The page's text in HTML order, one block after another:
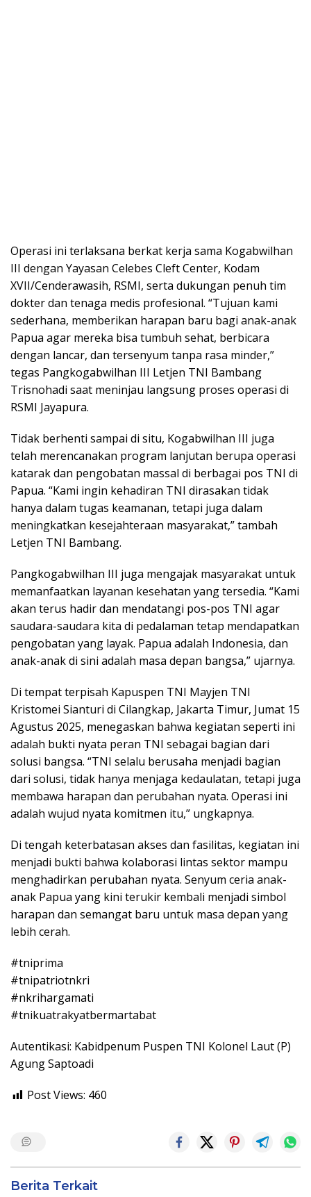
Operasi ini terlaksana berkat kerja sama Kogabwilhan
III dengan Yayasan Celebes Cleft Center, Kodam
XVII/Cenderawasih, RSMI, serta dukungan penuh tim
dokter dan tenaga medis profesional. “Tujuan kami
sederhana, memberikan harapan baru bagi anak-anak
Papua agar mereka bisa tumbuh sehat, berbicara
dengan lancar, dan tersenyum tanpa rasa minder,”
tegas Pangkogabwilhan III Letjen TNI Bambang
Trisnohadi saat meninjau langsung proses operasi di
RSMI Jayapura.
Tidak berhenti sampai di situ, Kogabwilhan III juga
telah merencanakan program lanjutan berupa operasi
katarak dan pengobatan massal di berbagai pos TNI di
Papua. “Kami ingin kehadiran TNI dirasakan tidak
hanya dalam tugas keamanan, tetapi juga dalam
meningkatkan kesejahteraan masyarakat,” tambah
Letjen TNI Bambang.
Pangkogabwilhan III juga mengajak masyarakat untuk
memanfaatkan layanan kesehatan yang tersedia. “Kami
akan terus hadir dan mendatangi pos-pos TNI agar
saudara-saudara kita di pedalaman tetap mendapatkan
pengobatan yang layak. Papua adalah Indonesia, dan
anak-anak di sini adalah masa depan bangsa,” ujarnya.
Di tempat terpisah Kapuspen TNI Mayjen TNI
Kristomei Sianturi di Cilangkap, Jakarta Timur, Jumat 15
Agustus 2025, menegaskan bahwa kegiatan seperti ini
adalah bukti nyata peran TNI sebagai bagian dari
solusi bangsa. “TNI selalu berusaha menjadi bagian
dari solusi, tidak hanya menjaga kedaulatan, tetapi juga
membawa harapan dan perubahan nyata. Operasi ini
adalah wujud nyata komitmen itu,” ungkapnya.
Di tengah keterbatasan akses dan fasilitas, kegiatan ini
menjadi bukti bahwa kolaborasi lintas sektor mampu
menghadirkan perubahan nyata. Senyum ceria anak-
anak Papua yang kini terukir kembali menjadi simbol
harapan dan semangat baru untuk masa depan yang
lebih cerah.
#tniprima
#tnipatriotnkri
#nkrihargamati
#tnikuatrakyatbermartabat
Autentikasi: Kabidpenum Puspen TNI Kolonel Laut (P)
Agung Saptoadi
Post Views: 460
Berita Terkait